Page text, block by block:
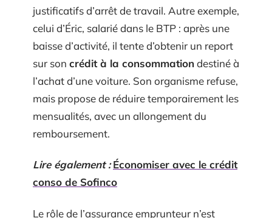
justificatifs d’arrêt de travail. Autre exemple,
celui d’Éric, salarié dans le BTP : après une
baisse d’activité, il tente d’obtenir un report
sur son crédit à la consommationdestiné à
l’achat d’une voiture. Son organisme refuse,
mais propose de réduire temporairement les
mensualités, avec un allongement du
remboursement.
Lire également : Économiser avec le crédit
conso de Sofinco
Le rôle de l’assurance emprunteur n’est